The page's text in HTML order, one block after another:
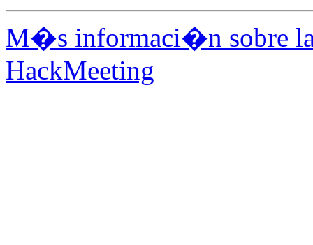
M�s informaci�n sobre
HackMeeting